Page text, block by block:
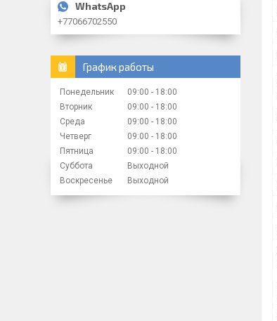
+77066702550
График работы
Понедельник 09:00
18:00
Вторник
09:00
18:00
Среда
09:00
18:00
Четверг
09:00
18:00
Пятница
09:00
18:00
Суббота
Выходной
Воскресенье
Выходной